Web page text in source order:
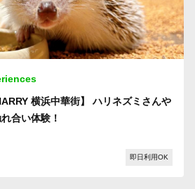
横浜中華街】 ハリネズミさんや
合い体験！
即日利用OK